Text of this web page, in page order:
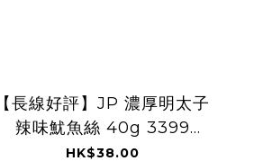
【長線好評】JP 濃厚明太子
辣味魷魚絲 40g 3399
TK260806
HK$38.00